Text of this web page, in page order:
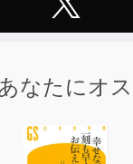
想」(丸山真男)も
ィオブックです。
なたにオ